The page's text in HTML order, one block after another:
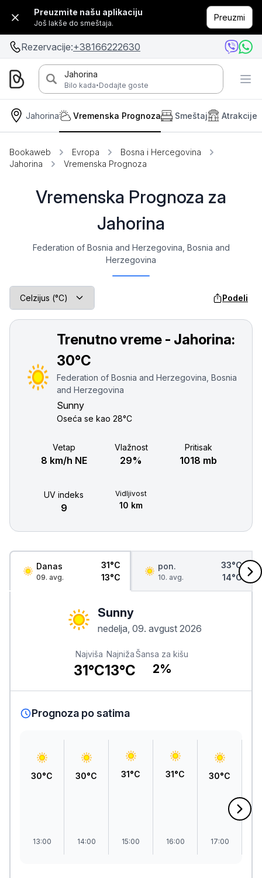
Preuzmite našu aplikaciju
Još lakše do smeštaja.
Preuzmi
Rezervacije:+38166222630
Jahorina
Bilo kada·Dodajte goste
Jahorina Smeštaj Atrakcije
Vremenska Prognoza
Bookaweb Evropa
Bosna i Hercegovina
Jahorina
Vremenska Prognoza
Vremenska Prognoza za
Jahorina
Federation of Bosnia and Herzegovina, Bosnia and
Herzegovina
Podeli
Trenutno vreme - Jahorina:
30°C
Federation of Bosnia and Herzegovina, Bosnia
and Herzegovina
Sunny
Oseća se kao 28°C
Vetар
8 km/h NE
Vlažnost
29%
Pritisak
1018 mb
UV indeks
9
Vidljivost
10 km
Danas
09. avg.
31°C
13°C
pon.
10. avg.
33°C
14°C
Sunny
nedelja, 09. avgust 2026
Najviša
31°C
Najniža
13°C
Šansa za kišu
2%
Prognoza po satima
30°C
13:00
30°C
14:00
31°C
15:00
31°C
16:00
30°C
17:00